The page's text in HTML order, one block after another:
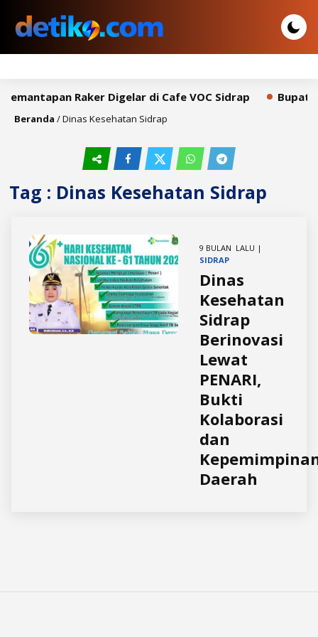
Raker Digelar di Cafe VOC Sidrap Bupati
Beranda /Dinas Kesehatan Sidrap
Tag : Dinas Kesehatan Sidrap
9 BULAN LALU |
SIDRAP
Dinas
Kesehatan
Sidrap
Berinovasi
Lewat
PENARI,
Bukti
Kolaborasi
dan
Daerah